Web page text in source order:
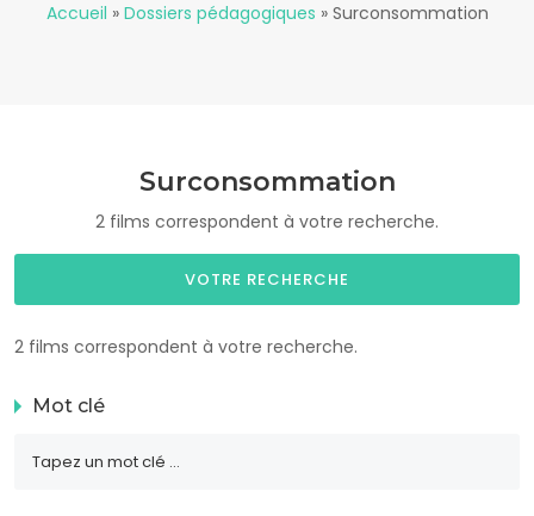
Accueil » Dossiers pédagogiques » Surconsommation
Surconsommation
2 films correspondent à votre recherche.
VOTRE RECHERCHE
2 films correspondent à votre recherche.
Mot clé